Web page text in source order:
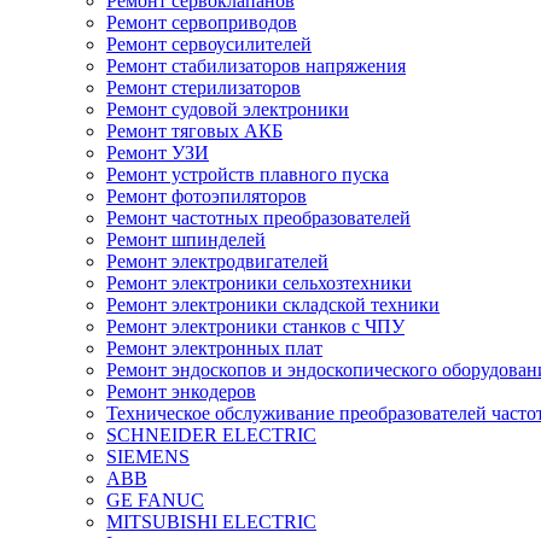
Ремонт сервоприводов
Ремонт сервоусилителей
Ремонт стабилизаторов напряжения
Ремонт стерилизаторов
Ремонт судовой электроники
Ремонт тяговых АКБ
Ремонт УЗИ
Ремонт устройств плавного пуска
Ремонт фотоэпиляторов
Ремонт частотных преобразователей
Ремонт шпинделей
Ремонт электродвигателей
Ремонт электроники сельхозтехники
Ремонт электроники складской техники
Ремонт электроники станков с ЧПУ
Ремонт электронных плат
Ремонт эндоскопов и эндоскопического
Ремонт энкодеров
Техническое обслуживание преобразователей
SCHNEIDER ELECTRIC
SIEMENS
ABB
GE FANUC
MITSUBISHI ELECTRIC